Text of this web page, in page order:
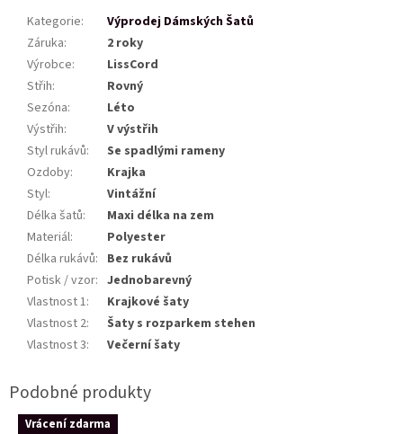
Kategorie:
Výprodej Dámských Šatů
Záruka:
2 roky
Výrobce:
LissCord
Střih:
Rovný
Sezóna:
Léto
Výstřih:
V výstřih
Styl rukávů:
Se spadlými rameny
Ozdoby:
Krajka
Styl:
Vintážní
Délka šatů:
Maxi délka na zem
Materiál:
Polyester
Délka rukávů: Bez rukávů
Potisk / vzor: Jednobarevný
Vlastnost 1:
Krajkové šaty
Vlastnost 2:
Šaty s rozparkem stehen
Vlastnost 3: Večerní šaty
Vrácení zdarma